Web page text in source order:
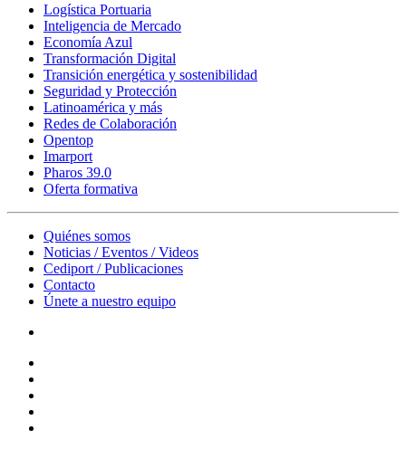
Logística Portuaria
Inteligencia de Mercado
Economía Azul
Transformación Digital
Transición energética y sostenibilidad
Seguridad y Protección
Latinoamérica y más
Redes de Colaboración
Opentop
Imarport
Pharos 39.0
Oferta formativa
Quiénes somos
Noticias / Eventos / Videos
Cediport / Publicaciones
Contacto
Únete a nuestro equipo